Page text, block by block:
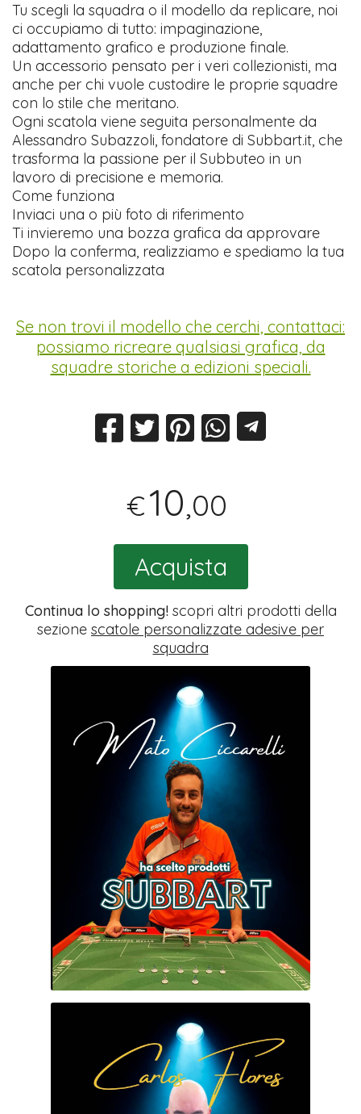
Tu scegli la squadra o il modello da replicare, noi
ci occupiamo di tutto: impaginazione,
adattamento grafico e produzione finale.
Un accessorio pensato per i veri collezionisti, ma
anche per chi vuole custodire le proprie squadre
con lo stile che meritano.
Ogni scatola viene seguita personalmente da
Alessandro Subazzoli, fondatore di Subbart.it, che
trasforma la passione per il Subbuteo in un
lavoro di precisione e memoria.
Come funziona
Inviaci una o più foto di riferimento
Ti invieremo una bozza grafica da approvare
Dopo la conferma, realizziamo e spediamo la tua
scatola personalizzata
Se non trovi il modello che cerchi, contattaci:
possiamo ricreare qualsiasi grafica, da
squadre storiche a edizioni speciali.
€10,00
Acquista
Continua lo shopping!scopri altri prodotti della
sezione scatole personalizzate adesive per
squadra